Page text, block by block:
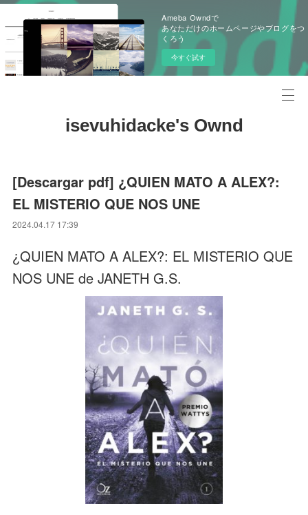
Ameba Owndで
あなただけのホームページやブログをつ
くろう
今すぐ試す
isevuhidacke's Ownd
[Descargar pdf] ¿QUIEN MATO A ALEX?:
EL MISTERIO QUE NOS UNE
2024.04.17 17:39
¿QUIEN MATO A ALEX?: EL MISTERIO QUE
NOS UNE de JANETH G.S.